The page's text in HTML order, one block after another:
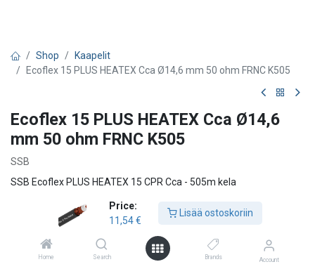
Price:
11,54€
Lisää ostoskoriin
Home Search Brands Account
Shop
Kaapelit
Ecoflex 15 PLUS HEATEX Cca Ø14,6 mm 50 ohm FRNC K505
Ecoflex 15 PLUS HEATEX Cca Ø14,6
mm 50 ohm FRNC K505
SSB
SSB Ecoflex PLUS HEATEX 15 CPR Cca - 505m kela
Ecoflex 15 Plus Heatex on vähähäviöinen koaksiaalikaapeli 4G/5G-
ja WLAN-verkoille. Se on suunniteltu erityisesti rakennuksiin,
laitoksiin, laivoihin ja muihin vaativiin kohteisiin, joissa tarvitaan
paloturvallisuutta ja alhaisia päästöjä tulipalon sattuessa.